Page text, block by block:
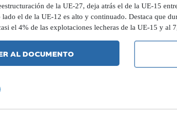
de la UE-27, deja atrás el de la UE-15
el de la UE-12 es alto y continuado. Destaca que
el 4% de las explotaciones lecheras de la UE-15 y al
AL DOCUMENTO